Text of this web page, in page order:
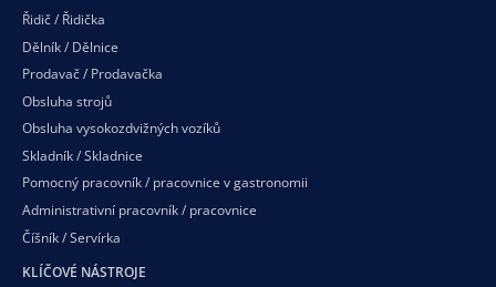
Řidič / Řidička
Dělník / Dělnice
Prodavač / Prodavačka
Obsluha strojů
Obsluha vysokozdvižných vozíků
Skladník / Skladnice
Pomocný pracovník / pracovnice v gastronomii
Administrativní pracovník / pracovnice
Číšník / Servírka
KLÍČOVÉ NÁSTROJE